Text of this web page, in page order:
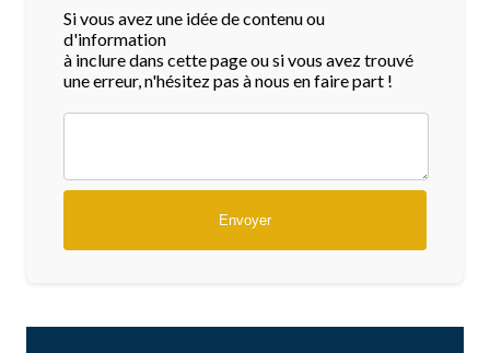
Si vous avez une idée de contenu ou
d'information
à inclure dans cette page ou si vous avez trouvé
une erreur, n'hésitez pas à nous en faire part !